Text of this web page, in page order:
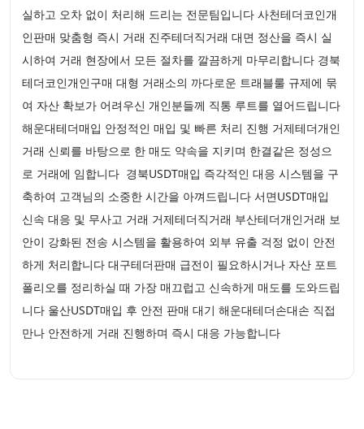
실하고 오차 없이 처리해 드리는 전문팀입니다 사천테더코인개
인판매 맞춤형 즉시 거래 진주테더직거래 대면 정산을 즉시 실
시하여 거래 현장에서 모든 절차를 깔끔하게 마무리합니다 경북
테더코인개인구매 대형 거래소의 까다로운 트래블룰 규제에 묶
여 자산 확보가 어려우신 개인분들께 직통 루트를 열어드립니다
해운대테더매입 안정적인 매입 및 빠른 처리 진행 거제테더개인
거래 신뢰를 바탕으로 한 매도 약속을 지키며 한결같은 정성으
로 거래에 임합니다 경북USDT매입 즉각적인 대응 시스템을 구
축하여 고객님의 소중한 시간을 아껴드립니다 서면USDT매입
신속 대응 및 무사고 거래 거제테더직거래 부산테더개인거래 보
안이 강화된 전송 시스템을 활용하여 외부 유출 걱정 없이 안전
하게 처리합니다 대구테더판매 급전이 필요하시거나 자산 포트
폴리오를 정리하실 때 가장 매끄럽고 신속하게 매도를 도와드립
니다 울산USDT매입 후 안전 판매 대기 해운대테더손대손 직접
만나 안전하게 거래 진행하며 즉시 대응 가능합니다